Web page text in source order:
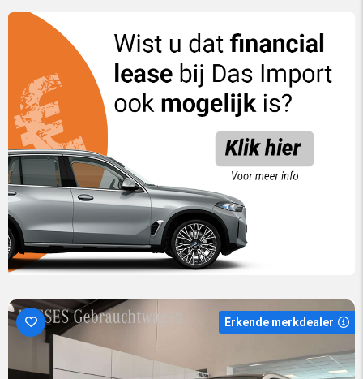
Erkende merkdealer